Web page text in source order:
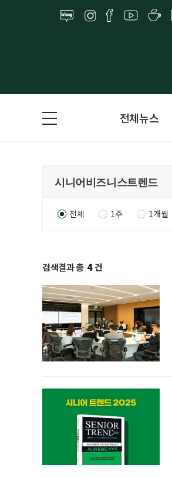
전체뉴스
전체 1주 1개월
검색결과 총 4 건